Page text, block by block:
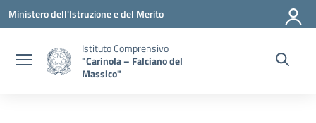
Vai ai contenuti
Vai al menu di navigazione
Vai al footer
Ministero dell'Istruzione e del Merito
Istituto Comprensivo
"Carinola – Falciano del
Massico"